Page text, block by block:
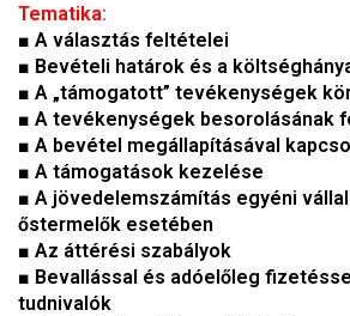
Tematika:
■ A választás feltételei
■ Bevételi határok és a
■ A „támogatott” tevékenységek
■ A tevékenységek besorolásának
■ A bevétel megállapításával
■ A támogatások kezelése
■ A jövedelemszámítás egyéni
őstermelők esetében
■ Az áttérési szabályok
■ Bevallással és adóelőleg
tudnivalók